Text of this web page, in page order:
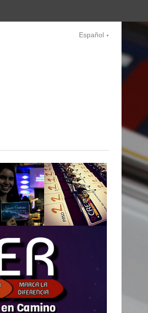
Español ▼